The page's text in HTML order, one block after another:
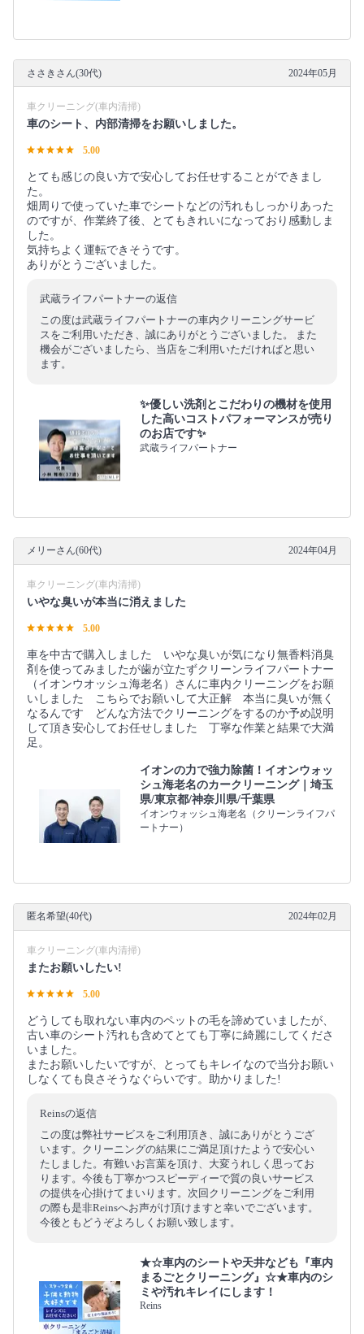
ささきさん(30代) 2024年05月
車クリーニング(車内清掃)
車のシート、内部清掃をお願いしました。
5.00
とても感じの良い方で安心してお任せすることができまし
た。
畑周りで使っていた車でシートなどの汚れもしっかりあった
のですが、作業終了後、とてもきれいになっており感動しま
した。
気持ちよく運転できそうです。
ありがとうございました。
武蔵ライフパートナーの返信
この度は武蔵ライフパートナーの車内クリーニングサービ
スをご利用いただき、誠にありがとうございました。 また
機会がございましたら、当店をご利用いただければと思い
ます。
✨優しい洗剤とこだわりの機材を使用
した高いコストパフォーマンスが売り
のお店です✨
武蔵ライフパートナー
メリーさん(60代) 2024年04月
車クリーニング(車内清掃)
いやな臭いが本当に消えました
5.00
車を中古で購入しました いやな臭いが気になり無香料消臭
剤を使ってみましたが歯が立たずクリーンライフパートナー
（イオンウオッシュ海老名）さんに車内クリーニングをお願
いしました こちらでお願いして大正解 本当に臭いが無く
なるんです どんな方法でクリーニングをするのか予め説明
して頂き安心してお任せしました 丁寧な作業と結果で大満
足。
イオンの力で強力除菌！イオンウォッ
シュ海老名のカークリーニング｜埼玉
県/東京都/神奈川県/千葉県
イオンウォッシュ海老名（クリーンライフパ
ートナー）
匿名希望(40代) 2024年02月
車クリーニング(車内清掃)
またお願いしたい!
5.00
どうしても取れない車内のペットの毛を諦めていましたが、
古い車のシート汚れも含めてとても丁寧に綺麗にしてくださ
いました。
またお願いしたいですが、とってもキレイなので当分お願い
しなくても良さそうなぐらいです。助かりました!
Reinsの返信
この度は弊社サービスをご利用頂き、誠にありがとうござ
います。クリーニングの結果にご満足頂けたようで安心い
たしました。有難いお言葉を頂け、大変うれしく思ってお
ります。今後も丁寧かつスピーディーで質の良いサービス
の提供を心掛けてまいります。次回クリーニングをご利用
の際も是非Reinsへお声がけ頂けますと幸いでございます。
今後ともどうぞよろしくお願い致します。
★☆車内のシートや天井なども『車内
まるごとクリーニング』☆★車内のシ
ミや汚れキレイにします！
Reins